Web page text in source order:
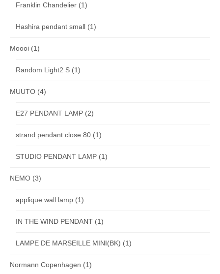
Franklin Chandelier (1)
Hashira pendant small (1)
Moooi (1)
Random Light2 S (1)
MUUTO (4)
E27 PENDANT LAMP (2)
strand pendant close 80 (1)
STUDIO PENDANT LAMP (1)
NEMO (3)
applique wall lamp (1)
IN THE WIND PENDANT (1)
LAMPE DE MARSEILLE MINI(BK) (1)
Normann Copenhagen (1)